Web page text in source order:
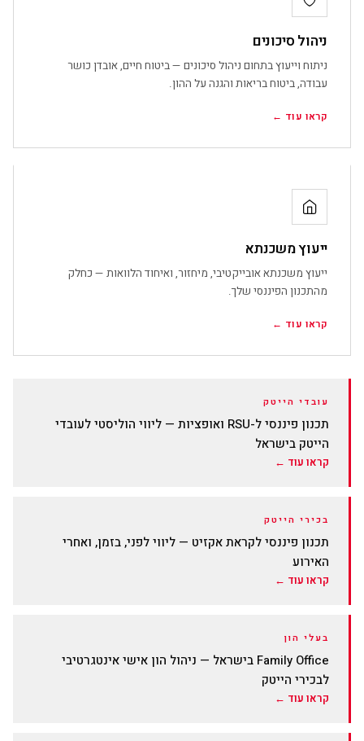
ניהול סיכונים
ניתוח וייעוץ בתחום ניהול סיכונים — ביטוח חיים, אובדן כושר
עבודה, ביטוח בריאות והגנה על ההון.
קראו עוד ←
ייעוץ משכנתא
ייעוץ משכנתא אובייקטיבי, מיחזור, ואיחוד הלוואות — כחלק
מהתכנון הפיננסי שלך.
קראו עוד ←
עובדי הייטק
תכנון פיננסי ל-RSU ואופציות — ליווי הוליסטי לעובדי
הייטק בישראל
קראו עוד ←
בכירי הייטק
תכנון פיננסי לקראת אקזיט — ליווי לפני, בזמן, ואחרי
האירוע
קראו עוד ←
בעלי הון
Family Office בישראל — ניהול הון אישי אינטגרטיבי
לבכירי הייטק
קראו עוד ←